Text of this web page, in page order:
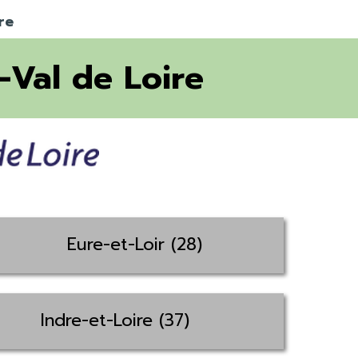
de Loire
Eure-et-Loir (28)
Indre-et-Loire (37)